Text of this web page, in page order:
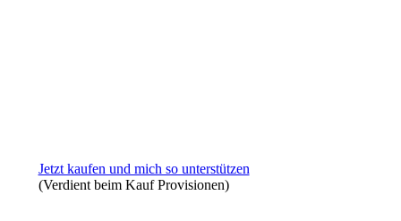
Jetzt kaufen und mich so unterstützen
(Verdient beim Kauf Provisionen)